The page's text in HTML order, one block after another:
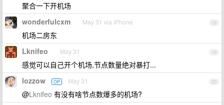
聚合一下开机场
18
wonderfulcxm May 31 via iPhone
机场二房东
19
Lknifeo May 31
感觉可以自己开个机场,节点数量绝对暴打...
20
lozzow OP May 31
@Lknifeo 有没有啥节点数爆多的机场?